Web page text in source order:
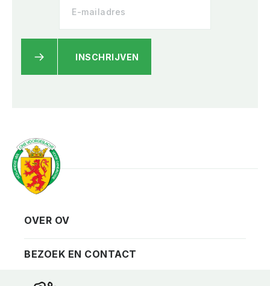
INSCHRIJVEN
Vereniging
Privacy
Contact
Bezoekadres
OVER OV
BEZOEK EN CONTACT